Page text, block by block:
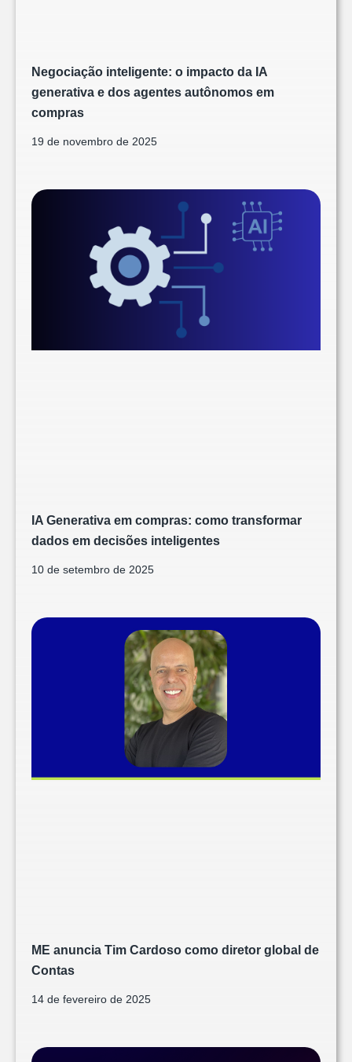
Negociação inteligente: o impacto da IA
generativa e dos agentes autônomos em
compras
19 de novembro de 2025
IA Generativa em compras: como transformar
dados em decisões inteligentes
10 de setembro de 2025
ME anuncia Tim Cardoso como diretor global de
Contas
14 de fevereiro de 2025